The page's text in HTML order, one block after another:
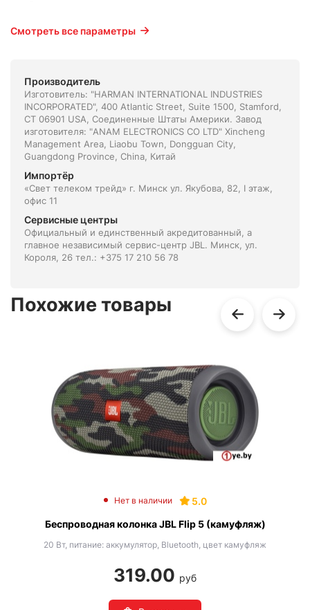
Смотреть все параметры
Производитель
Изготовитель: "HARMAN INTERNATIONAL INDUSTRIES
INCORPORATED", 400 Atlantic Street, Suite 1500, Stamford,
CT 06901 USA, Соединенные Штаты Америки. Завод
изготовителя: "ANAM ELECTRONICS CO LTD" Хincheng
Management Area, Liaobu Town, Dongguan City,
Guangdong Province, China, Китай
Импортёр
«Свет телеком трейд» г. Минск ул. Якубова, 82, I этаж,
офис 11
Сервисные центры
Официальный и единственный акредитованный, а
главное независимый сервис-центр JBL. Минск, ул.
Короля, 26 тел.: +375 17 210 56 78
Похожие товары
Нет в наличии
5.0
Беспроводная колонка JBL Flip 5 (камуфляж)
20 Вт, питание: аккумулятор, Bluetooth, цвет камуфляж
319.00 руб